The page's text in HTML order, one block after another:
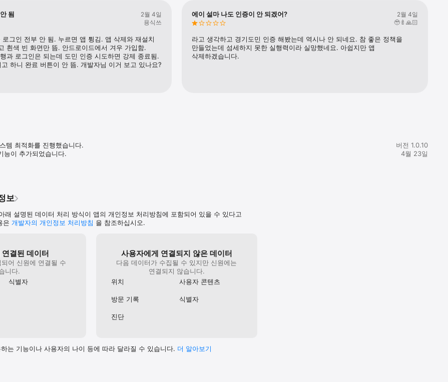
요. (당일 쿠폰 수량 소진 시 지급 불가)
쿠폰함]에서 당첨된 쿠폰을 확인해요.
요!
는지 확인해 주세요.
양한 문화콘텐츠 정보를 제공해요.
소비쿠폰을 사용할 수 있는 제휴처를 확인할 수 있어요 .
양한 제휴 서비스를 준비중입니다.
불편한 점이 있으시면 언제든지 고객센터로 문의해 주세요.
이 있어 원하시는 상담이 어려울 수 있습니다.
됨
2월 4일
용식쓰
그인 전부 안 됨. 누르면 앱 튕김. 앱 삭제와 재설치
흰색 빈 화면만 뜸. 안드로이드에서 겨우 가입함.
과 로그인은 되는데 도민 인증 시도하면 강제 종료됨.
하니 완료 버튼이 안 뜸. 개발자님 이거 보고 있나요?
에이 설마 나도 인증이 안 되겠어?
2월 4일
🥹🍼🙏🏻
라고 생각하고 경기도민 인증 해봤는데 역시나 안 되네요. 참 좋은 정책을
만들었는데 섬세하지 못한 실행력이라 실망했네요. 아쉽지만 앱
삭제하겠습니다.
템 최적화를 진행했습니다.
능이 추가되었습니다.
버전 1.0.10
4월 23일
보
래 설명된 데이터 처리 방식이 앱의 개인정보 처리방침에 포함되어 있을 수 있다고
은 개발자의 개인정보 처리방침 을 참조하십시오.
결된 데이터
어 신원에 연결될 수
니다.
식별자
사용자에게 연결되지 않은 데이터
다음 데이터가 수집될 수 있지만 신원에는
연결되지 않습니다.
위치
사용자 콘텐츠
방문 기록 식별자
진단
는 기능이나 사용자의 나이 등에 따라 달라질 수 있습니다. 더 알⁠아⁠보⁠기